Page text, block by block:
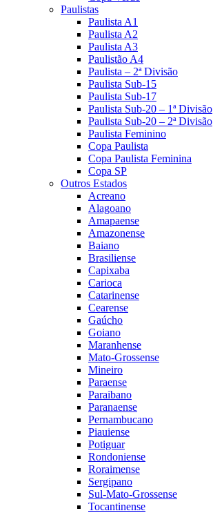
Paulistas
Paulista A1
Paulista A2
Paulista A3
Paulistão A4
Paulista – 2ª Divisão
Paulista Sub-15
Paulista Sub-17
Paulista Sub-20 – 1ª Divisão
Paulista Sub-20 – 2ª Divisão
Paulista Feminino
Copa Paulista
Copa Paulista Feminina
Copa SP
Outros Estados
Acreano
Alagoano
Amapaense
Amazonense
Baiano
Brasiliense
Capixaba
Carioca
Catarinense
Cearense
Gaúcho
Goiano
Maranhense
Mato-Grossense
Mineiro
Paraense
Paraibano
Paranaense
Pernambucano
Piauiense
Potiguar
Rondoniense
Roraimense
Sergipano
Sul-Mato-Grossense
Tocantinense